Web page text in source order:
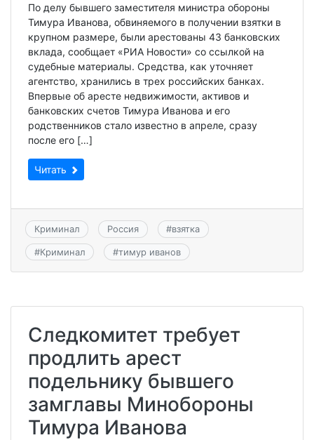
По делу бывшего заместителя министра обороны
Тимура Иванова, обвиняемого в получении взятки в
крупном размере, были арестованы 43 банковских
вклада, сообщает «РИА Новости» со ссылкой на
судебные материалы. Средства, как уточняет
агентство, хранились в трех российских банках.
Впервые об аресте недвижимости, активов и
банковских счетов Тимура Иванова и его
родственников стало известно в апреле, сразу
после его […]
Читать
Криминал Россия #взятка
#Криминал #тимур иванов
Следкомитет требует
продлить арест
подельнику бывшего
замглавы Минобороны
Тимура Иванова